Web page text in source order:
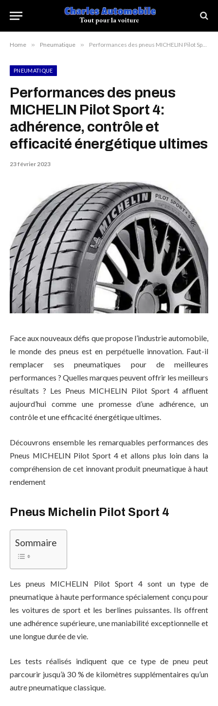
Home » Pneumatique » Performances des pneus MICHELIN Pilot Sport 4: adhérence, contrôle et efficacité énergétique ultimes
PNEUMATIQUE
Performances des pneus
MICHELIN Pilot Sport 4:
adhérence, contrôle et
efficacité énergétique ultimes
23 février 2023
Face aux nouveaux défis que propose l’industrie automobile,
le monde des pneus est en perpétuelle innovation. Faut-il
remplacer ses pneumatiques pour de meilleures
performances ? Quelles marques peuvent offrir les meilleurs
résultats ? Les Pneus MICHELIN Pilot Sport 4 affluent
aujourd’hui comme une promesse d’une adhérence, un
contrôle et une efficacité énergétique ultimes.
Découvrons ensemble les remarquables performances des
Pneus MICHELIN Pilot Sport 4 et allons plus loin dans la
compréhension de cet innovant produit pneumatique à haut
rendement
Pneus Michelin Pilot Sport 4
Sommaire
Les pneus MICHELIN Pilot Sport 4 sont un type de
pneumatique à haute performance spécialement conçu pour
les voitures de sport et les berlines puissantes. Ils offrent
une adhérence supérieure, une maniabilité exceptionnelle et
une longue durée de vie.
Les tests réalisés indiquent que ce type de pneu peut
parcourir jusqu’à 30 % de kilomètres supplémentaires qu’un
autre pneumatique classique.